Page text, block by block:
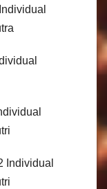
Individual